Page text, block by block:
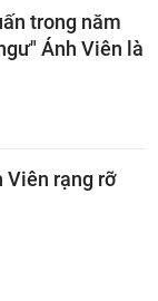
trong năm
Ánh Viên là
Viên rạng rỡ